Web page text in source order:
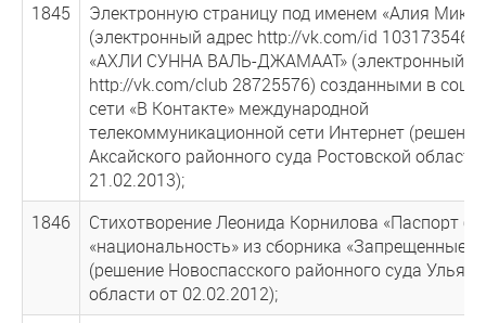
1845
Электронную страницу под именем «Алия
(электронный адрес http://vk.com/id 103173546)
«АХЛИ СУННА ВАЛЬ-ДЖАМААТ» (электронный
http://vk.com/club 28725576) созданными в
сети «В Контакте» международной
телекоммуникационной сети Интернет (решение
Аксайского районного суда Ростовской области
21.02.2013);
1846
Стихотворение Леонида Корнилова «Паспорт
«национальность» из сборника «Запрещенные
(решение Новоспасского районного суда
области от 02.02.2012);